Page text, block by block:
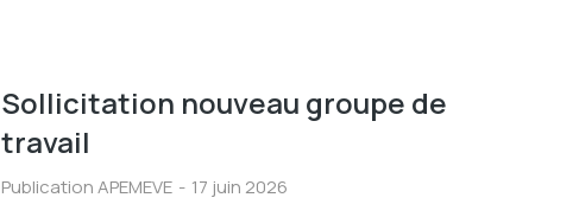
Sollicitation nouveau groupe de
travail
Publication APEMEVE 17 juin 2026